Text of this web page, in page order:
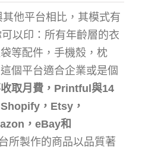
他平台相比，其模式有
以印：所有年齡層的衣
等配件，手機殼，枕
個平台適合企業或是個
取月費，Printful與14
，Etsy，
，eBay和
所製作的商品以品質著